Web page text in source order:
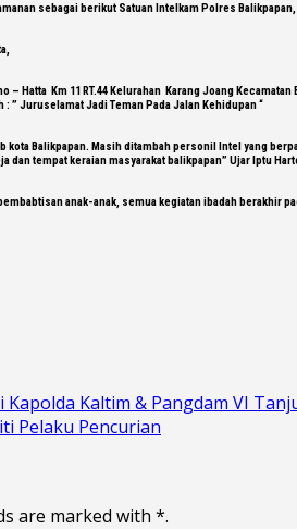
sebagai berikut Satuan Intelkam Polres
Hatta Km 11 RT.44 Kelurahan Karang Joang
: ” Juruselamat Jadi Teman Pada Jalan Kehidupan “
Balikpapan. Masih ditambah personil Intel yang
tempat keraian masyarakat balikpapan” Ujar Iptu
anak-anak, semua kegiatan ibadah berakhir
Kaltim & Pangdam VI
Pelaku Pencurian
are marked with *.